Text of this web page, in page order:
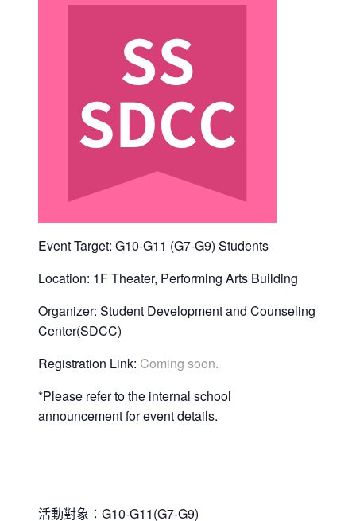
Event Target: G10-G11 (G7-G9) Students
Location: 1F Theater, Performing Arts Building
Organizer: Student Development and Counseling
Center(SDCC)
Registration Link: Coming soon.
*Please refer to the internal school
announcement for event details.
活動對象：G10-G11(G7-G9)